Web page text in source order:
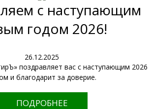
с наступающим
годом 2026!
26.12.2025
поздравляет вас с наступающим 2026
и благодарит за доверие.
ПОДРОБНЕЕ